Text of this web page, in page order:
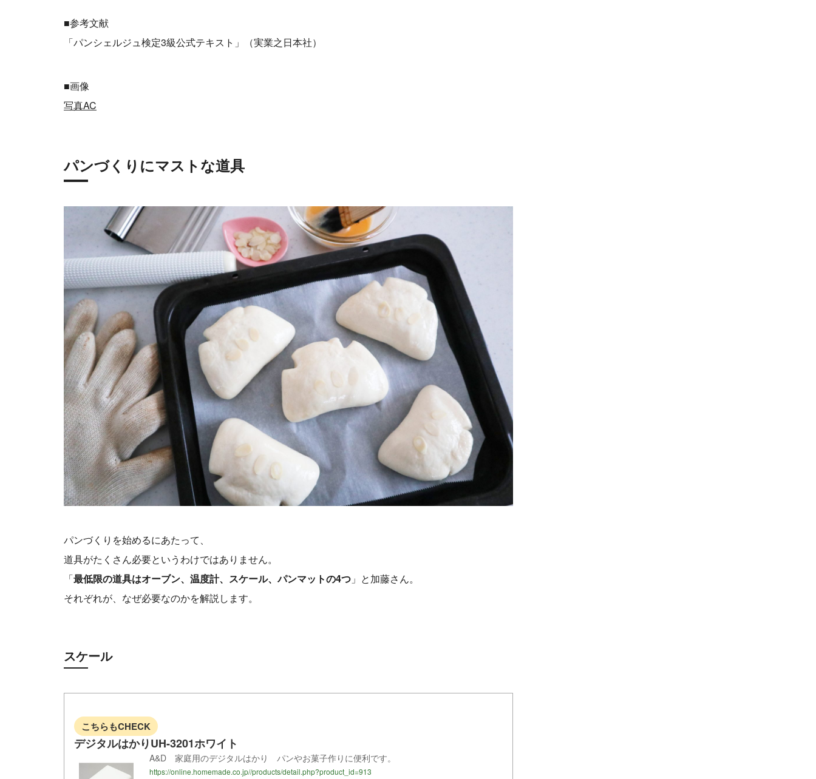
■参考文献
「パンシェルジュ検定3級公式テキスト」（実業之日本社）
■画像
写真AC
パンづくりにマストな道具
パンづくりを始めるにあたって、
道具がたくさん必要というわけではありません。
「最低限の道具はオーブン、温度計、スケール、パンマットの4つ 」と加藤さん。
それぞれが、なぜ必要なのかを解説します。
スケール
こちらもCHECK
デジタルはかりUH-3201ホワイト
A&D 家庭用のデジタルはかり パンやお菓子作りに便利です。
https://online.homemade.co.jp//products/detail.php?product_id=913